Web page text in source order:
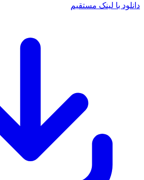
با لینک مستقیم